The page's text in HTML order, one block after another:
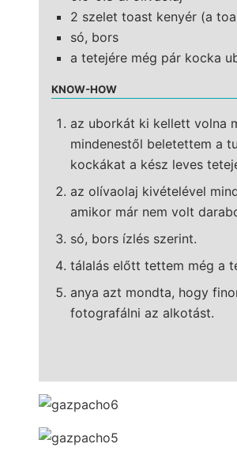
2 szelet toast kenyér (a
só, bors
a tetejére még pár kocka
KNOW-HOW
az uborkát ki kellett volna
mindenestől beletettem a
kockákat a kész leves
az olívaolaj kivételével
amikor már nem volt
só, bors ízlés szerint.
tálalás előtt tettem még a
anya azt mondta, hogy
fotografálni az alkotást.